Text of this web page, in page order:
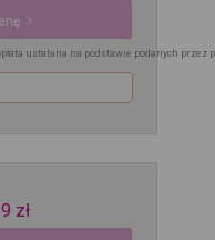
ustalana na podstawie podanych przez
zł